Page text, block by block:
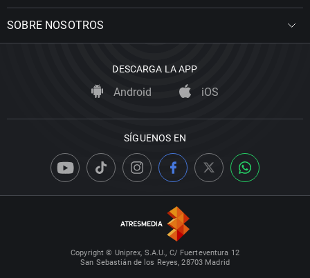
SOBRE NOSOTROS
DESCARGA LA APP
Android iOS
SÍGUENOS EN
Copyright © Uniprex, S.A.U., C/ Fuerteventura 12
San Sebastián de los Reyes, 28703 Madrid